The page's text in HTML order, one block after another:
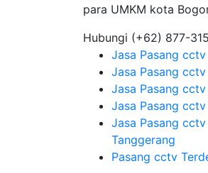
para UMKM kota
Hubungi (+62) 877-
Jasa Pasang
Jasa Pasang
Jasa Pasang
Jasa Pasang cctv
Jasa Pasang cctv
Tanggerang
Pasang cctv